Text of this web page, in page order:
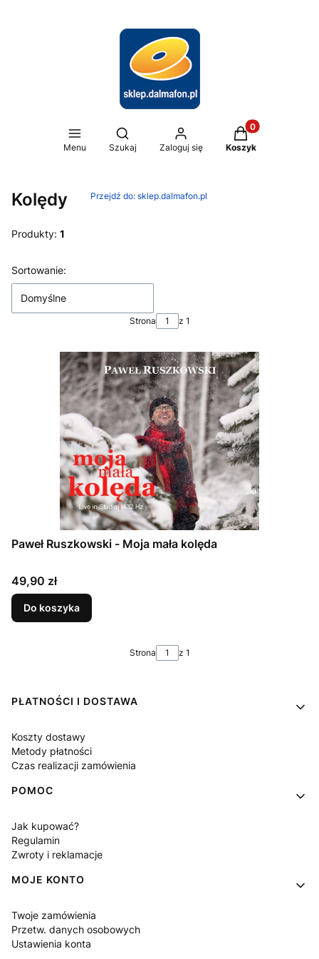
Menu
Otwórz wyszukiwarkę
Szukaj Zaloguj się
Produkty w
Koszyk
Kolędy Przejdź do: sklep.dalmafon.pl
Produkty: 1
Lista produktów
Sortowanie:
Domyślne
Strona z 1
Paweł Ruszkowski - Moja mała kolęda
Cena
49,90 zł
Do koszyka
Strona z 1
Linki w stopce
PŁATNOŚCI I DOSTAWA
Koszty dostawy
Metody płatności
Czas realizacji zamówienia
POMOC
Jak kupować?
Regulamin
Zwroty i reklamacje
MOJE KONTO
Twoje zamówienia
Przetw. danych osobowych
Ustawienia konta